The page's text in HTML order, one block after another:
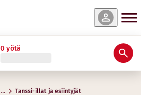
0 yötä
… Tanssi-illat ja esiintyjät